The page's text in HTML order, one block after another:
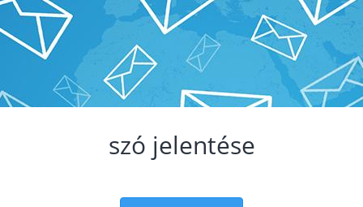
szó jelentése